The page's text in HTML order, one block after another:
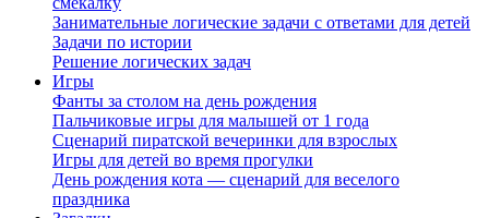
Занимательные логические задачи с ответами для детей
Задачи по истории
Решение логических задач
Игры
Фанты за столом на день рождения
Пальчиковые игры для малышей от 1 года
Сценарий пиратской вечеринки для взрослых
Игры для детей во время прогулки
День рождения кота — сценарий для веселого
праздника